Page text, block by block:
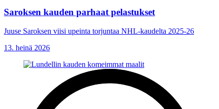
Saroksen kauden parhaat pelastukset
Juuse Saroksen viisi upeinta torjuntaa NHL-kaudelta 2025-26
13. heinä 2026